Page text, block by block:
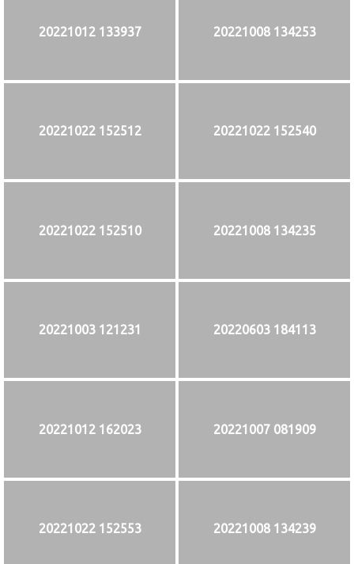
20221012 133937 20221008 134253
20221022 152512 20221022 152540
20221022 152510 20221008 134235
20221003 121231 20220603 184113
20221012 162023 20221007 081909
20221022 152553 20221008 134239